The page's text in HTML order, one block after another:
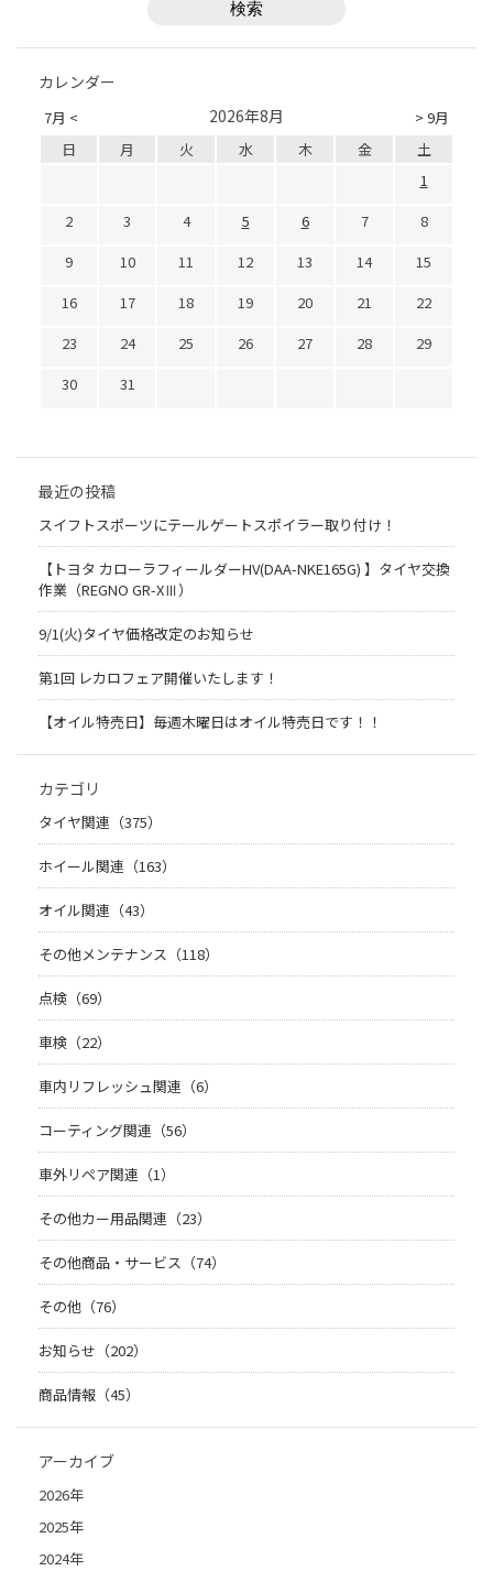
カレンダー
7月 < > 9月
2026年8月
日 月 火 水 木 金
土
1
2
3 4 5 6 7
8
9
10 11 12 13 14
15
16
17 18 19 20 21
22
23
24 25 26 27 28
29
30
31
最近の投稿
スイフトスポーツにテールゲートスポイラー取り付け！
【トヨタ カローラフィールダーHV(DAA-NKE165G) 】タイヤ交換
作業（REGNO GR-XⅢ）
9/1(火)タイヤ価格改定のお知らせ
第1回 レカロフェア開催いたします！
【オイル特売日】毎週木曜日はオイル特売日です！！
カテゴリ
タイヤ関連（375）
ホイール関連（163）
オイル関連（43）
その他メンテナンス（118）
点検（69）
車検（22）
車内リフレッシュ関連（6）
コーティング関連（56）
車外リペア関連（1）
その他カー用品関連（23）
その他商品・サービス（74）
その他（76）
お知らせ（202）
商品情報（45）
アーカイブ
2026年
2025年
2024年